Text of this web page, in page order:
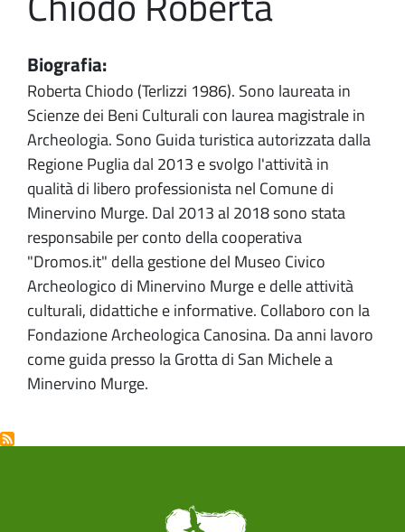
Biografia:
Roberta Chiodo (Terlizzi 1986). Sono laureata in
Scienze dei Beni Culturali con laurea magistrale in
Archeologia. Sono Guida turistica autorizzata dalla
Regione Puglia dal 2013 e svolgo l'attività in
qualità di libero professionista nel Comune di
Minervino Murge. Dal 2013 al 2018 sono stata
responsabile per conto della cooperativa
"Dromos.it" della gestione del Museo Civico
Archeologico di Minervino Murge e delle attività
culturali, didattiche e informative. Collaboro con la
Fondazione Archeologica Canosina. Da anni lavoro
come guida presso la Grotta di San Michele a
Minervino Murge.